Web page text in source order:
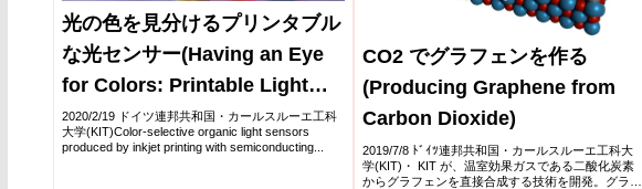
光の色を見分けるプリンタブル
な光センサー(Having an Eye
for Colors: Printable Light
Sensors)
2020/2/19 ドイツ連邦共和国・カールスルーエ工科
大学(KIT)Color-selective organic light sensors
produced by inkjet printing with semiconducting...
CO2 でグラフェンを作る
(Producing Graphene from
Carbon Dioxide)
2019/7/8 ﾄﾞｲﾂ連邦共和国・カールスルーエ工科大
学(KIT)・ KIT が、温室効果ガスである二酸化炭素
からグラフェンを直接合成する技術を開発。グラフ